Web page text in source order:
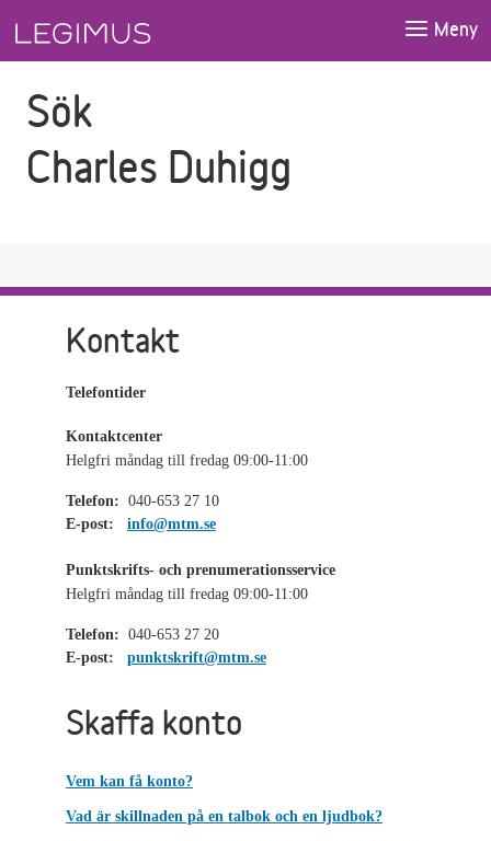
Meny
Sök
Charles Duhigg
Kontakt
Telefontider
Kontaktcenter
Helgfri måndag till fredag 09:00-11:00
Telefon: 040-653 27 10
E-post:
info@mtm.se
Punktskrifts- och prenumerationsservice
Helgfri måndag till fredag 09:00-11:00
Telefon: 040-653 27 20
E-post:
punktskrift@mtm.se
Skaffa konto
Vem kan få konto?
Vad är skillnaden på en talbok och en ljudbok?